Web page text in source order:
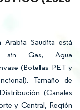
Saudita está
sin Gas, Agua
(Botellas PET y
Tamaño de
(Canales
y Central, Región